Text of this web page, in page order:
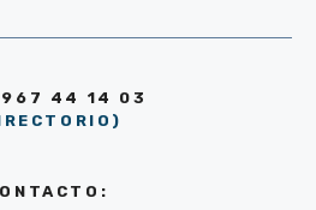
44 14 03